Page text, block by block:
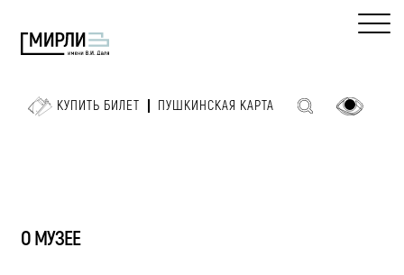
КУПИТЬ БИЛЕТ ПУШКИНСКАЯ КАРТА
О МУЗЕЕ